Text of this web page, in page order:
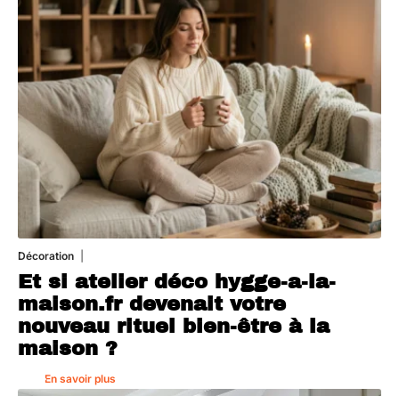
Décoration
Et si atelier déco hygge-a-la-
maison.fr devenait votre
nouveau rituel bien-être à la
maison ?
En savoir plus